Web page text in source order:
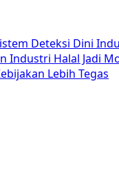
Deteksi Dini
Industri Halal Jadi
Lebih Tegas